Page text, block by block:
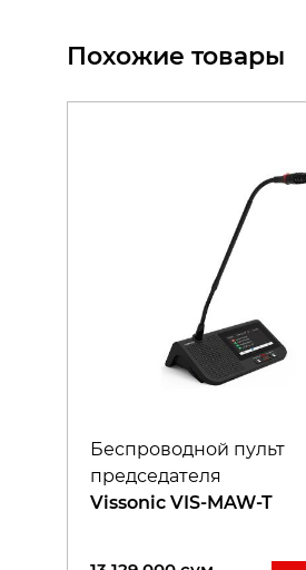
Похожие товары
Беспроводной пульт
председателя
Vissonic VIS-MAW-T